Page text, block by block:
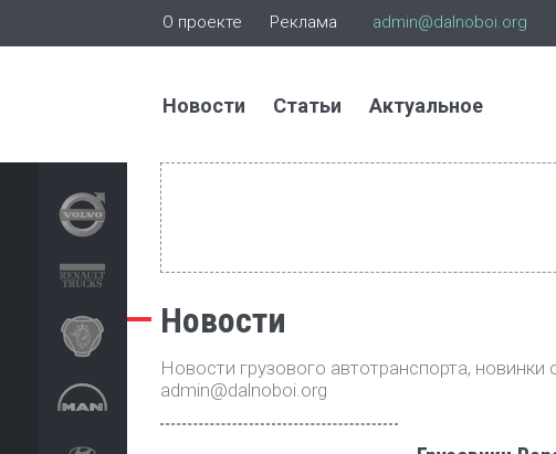
О проекте Реклама admin@dalnoboi.org
Новости Статьи Актуальное
Новости
Новости грузового автотранспорта,
admin@dalnoboi.org